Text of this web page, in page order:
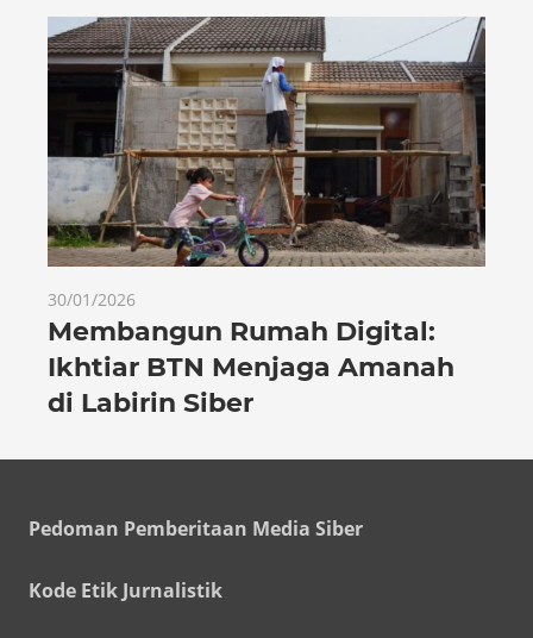
30/01/2026
Membangun Rumah Digital:
Ikhtiar BTN Menjaga Amanah
di Labirin Siber
Pedoman Pemberitaan Media Siber
Kode Etik Jurnalistik